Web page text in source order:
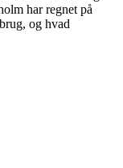
har regnet på
og hvad